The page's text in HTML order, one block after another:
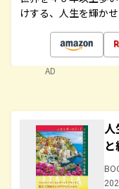
けする、人生を輝か
AD
人